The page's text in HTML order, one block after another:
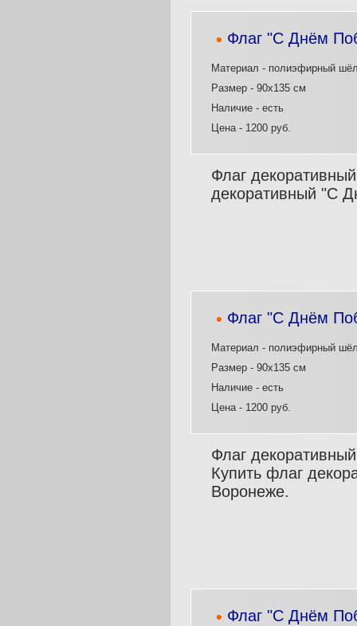
Флаг "С Днём
Материал - полиэфирный
Размер - 90х135 см
Наличие - есть
Цена - 1200 руб.
Флаг
декоративный "С
Флаг "С Днём
Материал - полиэфирный
Размер - 90х135 см
Наличие - есть
Цена - 1200 руб.
Флаг
Купить флаг
Воронеже.
Флаг "С Днём